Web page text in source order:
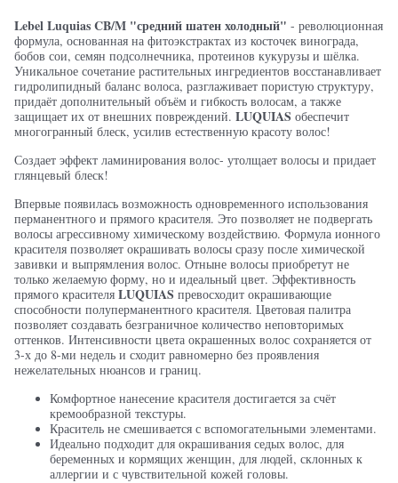
Lebel LuquiasCB/M "средний шатен холодный" - революционная
формула, основанная на фитоэкстрактах из косточек винограда,
бобов сои, семян подсолнечника, протеинов кукурузы и шёлка.
Уникальное сочетание растительных ингредиентов восстанавливает
гидролипидный баланс волоса, разглаживает пористую структуру,
придаёт дополнительный объём и гибкость волосам, а также
защищает их от внешних повреждений. LUQUIAS обеспечит
многогранный блеск, усилив естественную красоту волос!
Создает эффект ламинирования волос- утолщает волосы и придает
глянцевый блеск!
Впервые появилась возможность одновременного использования
перманентного и прямого красителя. Это позволяет не подвергать
волосы агрессивному химическому воздействию. Формула ионного
красителя позволяет окрашивать волосы сразу после химической
завивки и выпрямления волос. Отныне волосы приобретут не
только желаемую форму, но и идеальный цвет. Эффективность
прямого красителя LUQUIAS превосходит окрашивающие
способности полуперманентного красителя. Цветовая палитра
позволяет создавать безграничное количество неповторимых
оттенков. Интенсивности цвета окрашенных волос сохраняется от
3-х до 8-ми недель и сходит равномерно без проявления
нежелательных нюансов и границ.
Комфортное нанесение красителя достигается за счёт
кремообразной текстуры.
Краситель не смешивается с вспомогательными элементами.
Идеально подходит для окрашивания седых волос, для
беременных и кормящих женщин, для людей, склонных к
аллергии и с чувствительной кожей головы.